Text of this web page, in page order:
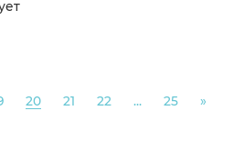
20 21 22 ... 25 »